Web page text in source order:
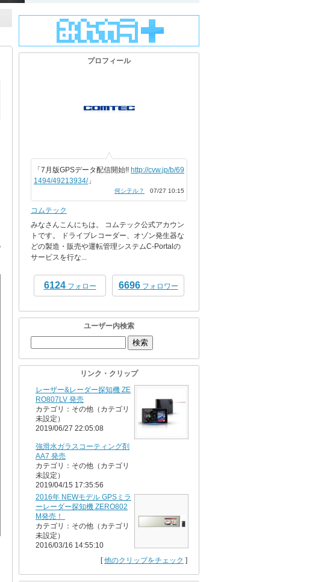
プロフィール
「7月版GPSデータ配信開始!! http://cvw.jp/b/69
1494/49213934/」
何シテル？ 07/27 10:15
コムテック
みなさんこんにちは。 コムテック公式アカウン
トです。 ドライブレコーダー、オゾン発生器な
どの製造・販売や運転管理システムC-Portalの
サービスを行な...
6124フォロー 6696フォロワー
ユーザー内検索
リンク・クリップ
レーザー&レーダー探知機 ZE
RO807LV 発売
カテゴリ：その他（カテゴリ
未設定）
2019/06/27 22:05:08
強滑水ガラスコーティング剤
AA7 発売
カテゴリ：その他（カテゴリ
未設定）
2019/04/15 17:35:56
2016年 NEWモデル GPSミラ
ーレーダー探知機 ZERO802
M発売！
カテゴリ：その他（カテゴリ
未設定）
2016/03/16 14:55:10
[他のクリップをチェック ]